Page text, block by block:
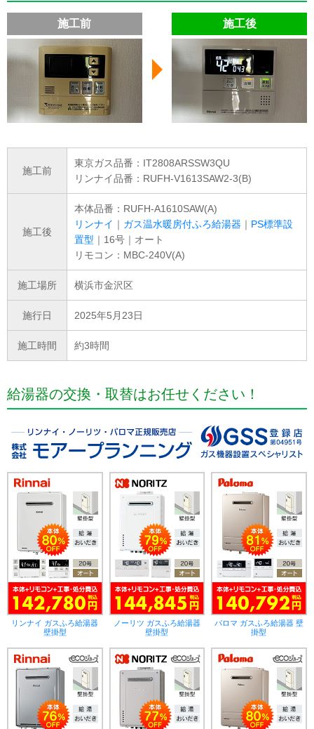
施工前 施工後
施工前
東京ガス品番：IT2808ARSSW3QU
リンナイ品番：RUFH-V1613SAW2-3(B)
施工後
本体品番：RUFH-A1610SAW(A)
リンナイ ｜ ガス温水暖房付ふろ給湯器 ｜ PS標準設
置型 ｜16号｜オート
リモコン：MBC-240V(A)
施工場所 横浜市金沢区
施行日 2025年5月23日
施工時間 約3時間
給湯器の交換・取替はお任せください！
リンナイ ガスふろ給湯器
壁掛型
ノーリツ ガスふろ給湯器
壁掛型
パロマ ガスふろ給湯器 壁
掛型